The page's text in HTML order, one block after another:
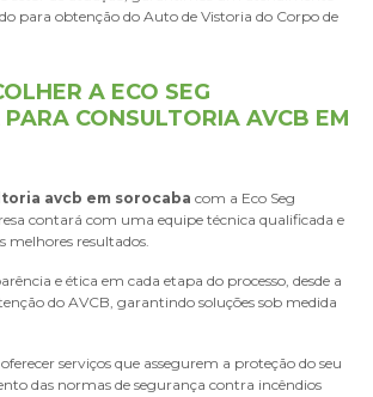
para obtenção do Auto de Vistoria do Corpo de
A ECO SEG
CONSULTORIA AVCB EM
avcb em sorocaba com a Eco Seg
contará com uma equipe técnica qualificada e
resultados.
e ética em cada etapa do processo, desde a
do AVCB, garantindo soluções sob medida
serviços que assegurem a proteção do seu
das normas de segurança contra incêndios